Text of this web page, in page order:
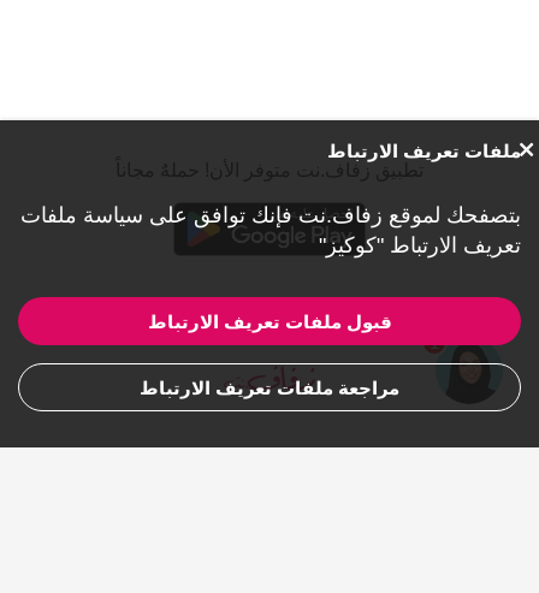
ملفات تعريف الارتباط
بتصفحك لموقع زفاف.نت فإنك توافق على سياسة ملفات
تعريف الارتباط "كوكيز"
قبول ملفات تعريف الارتباط
مراجعة ملفات تعريف الارتباط
1